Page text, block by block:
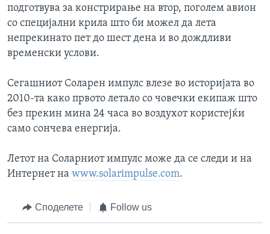
подготвува за констрирање на втор, поголем авион
со специјални крила што би можел да лета
непрекинато пет до шест дена и во дождливи
временски услови.
Сегашниот Соларен импулс влезе во историјата во
2010-та како првото летало со човечки екипаж што
без прекин мина 24 часа во воздухот користејќи
само сончева енергија.
Летот на Соларниот импулс може да се следи и на
Интернет на www.solarimpulse.com.
Споделете Follow us